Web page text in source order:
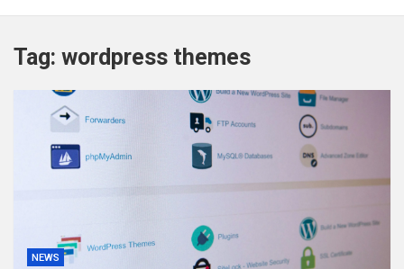
Kapolda Sumsel Tekankan Tiga Langkah Cegah
Satpol PP Bandung Tertibkan 645 Bangunan Liar dalam
Polisi Bongkar Dugaan Peredaran Sabu di Bengkulu,
Puluhan Gram Narkotika Disita
Kurir Ganja Ditangkap, Puluhan Paket Digagalkan Polisi
di Pasaman Barat
Tag: wordpress themes
NEWS